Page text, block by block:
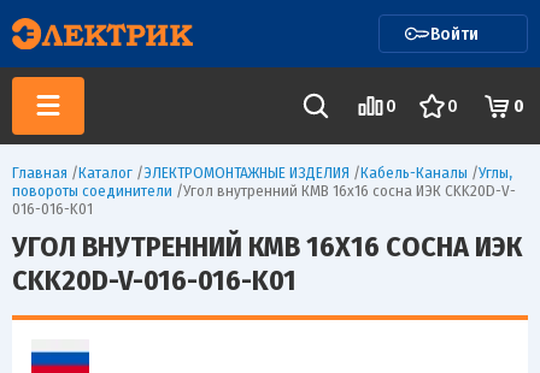
Войти
0 0 0
Главная /Каталог /ЭЛЕКТРОМОНТАЖНЫЕ ИЗДЕЛИЯ /Кабель-Каналы /Углы,
повороты соединители /Угол внутренний КМВ 16х16 сосна ИЭК CKK20D-V-
016-016-K01
УГОЛ ВНУТРЕННИЙ КМВ 16Х16 СОСНА ИЭК
CKK20D-V-016-016-K01